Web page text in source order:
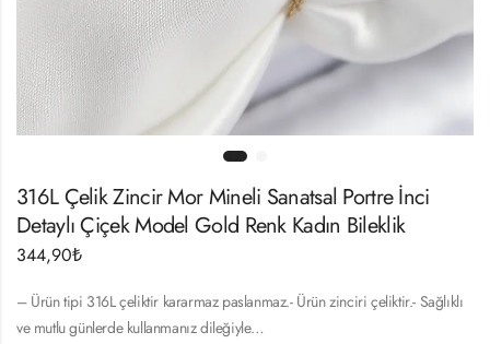
316L Çelik Zincir Mor Mineli Sanatsal Portre İnci
Detaylı Çiçek Model Gold Renk Kadın Bileklik
344,90₺
– Ürün tipi 316L çeliktir kararmaz paslanmaz.- Ürün zinciri çeliktir.- Sağlıklı
ve mutlu günlerde kullanmanız dileğiyle…